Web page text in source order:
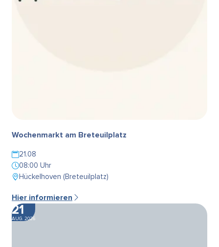
Wochenmarkt am Breteuilplatz
21.08
08:00 Uhr
Hückelhoven (Breteuilplatz)
Hier informieren
21
AUG. 2026